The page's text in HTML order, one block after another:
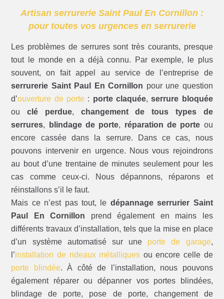
Artisan serrurerie Saint Paul En Cornillon :
pour toutes vos urgences en serrurerie
Les problèmes de serrures sont très courants, presque
tout le monde en a déjà connu. Par exemple, le plus
souvent, on fait appel au service de l’entreprise de
serrurerie Saint Paul En Cornillon pour une question
d’ouverture de porte : porte claquée,serrure bloquée
ouclé perdue, changement de tous types de
serrures, blindage de porte, réparation de porte ou
encore cassée dans la serrure. Dans ce cas, nous
pouvons intervenir en urgence. Nous vous rejoindrons
au bout d’une trentaine de minutes seulement pour les
cas comme ceux-ci. Nous dépannons, réparons et
réinstallons s’il le faut.
Mais ce n’est pas tout, le dépannage serrurier Saint
Paul En Cornillon prend également en mains les
différents travaux d’installation, tels que la mise en place
d’un système automatisé sur une porte de garage,
l’installation de rideaux métalliques ou encore celle de
porte blindée. À côté de l’installation, nous pouvons
également réparer ou dépanner vos portes blindées,
blindage de porte, pose de porte, changement de